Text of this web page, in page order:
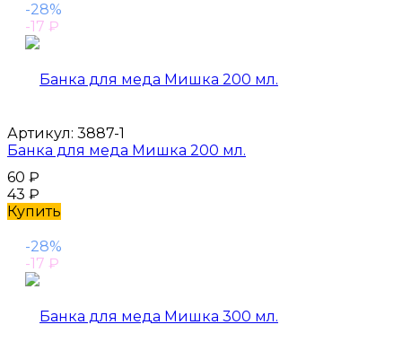
-28%
-17 ₽
Артикул: 3887-1
Банка для меда Мишка 200 мл.
60 ₽
43 ₽
Купить
-28%
-17 ₽